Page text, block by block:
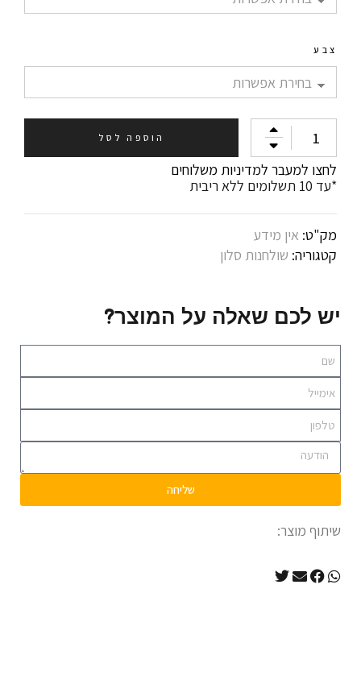
צבע
הוספה לסל
לחצו למעבר למדיניות משלוחים
*עד 10 תשלומים ללא ריבית
מק"ט: אין מידע
קטגוריה: שולחנות סלון
יש לכם שאלה על המוצר?
שליחה
שיתוף מוצר: